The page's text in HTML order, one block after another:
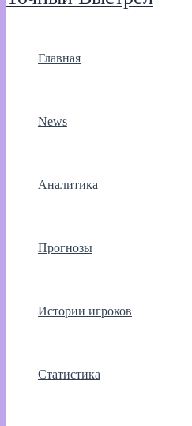
Главная
News
Аналитика
Прогнозы
Истории игроков
Статистика